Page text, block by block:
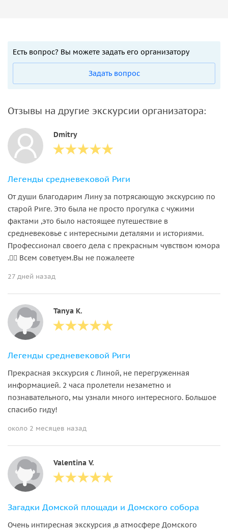
Есть вопрос? Вы можете задать его организатору
Задать вопрос
Отзывы на другие экскурсии организатора:
Dmitry
Легенды средневековой Риги
От души благодарим Лину за потрясающую экскурсию по
старой Риге. Это была не просто прогулка с чужими
фактами ,это было настоящее путешествие в
средневековье с интересными деталями и историями.
Профессионал своего дела с прекрасным чувством юмора
.👍🏻 Всем советуем.Вы не пожалеете
27 дней назад
Tanya K.
Легенды средневековой Риги
Прекрасная экскурсия с Линой, не перегруженная
информацией. 2 часа пролетели незаметно и
познавательного, мы узнали много интересного. Большое
спасибо гиду!
около 2 месяцев назад
Valentina V.
Загадки Домской площади и Домского собора
Очень интиресная экскурсия ,в атмосфере Домского